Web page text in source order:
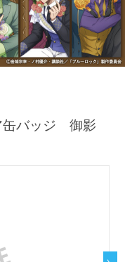
缶バッジ 御影